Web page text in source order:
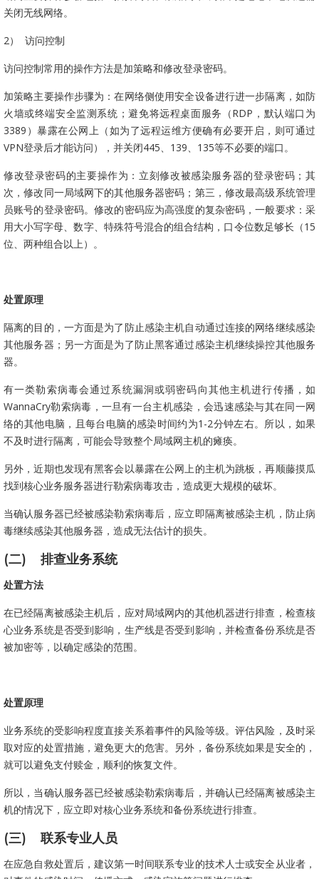
关闭无线网络。
2） 访问控制
访问控制常用的操作方法是加策略和修改登录密码。
加策略主要操作步骤为：在网络侧使用安全设备进行进一步隔离，如防
火墙或终端安全监测系统；避免将远程桌面服务（RDP ，默认端口为
3389 ）暴露在公网上（如为了远程运维方便确有必要开启，则可通过
VPN登录后才能访问），并关闭445、 139、 135等不必要的端口。
修改登录密码的主要操作为：立刻修改被感染服务器的登录密码；其
次，修改同一局域网下的其他服务器密码；第三，修改最高级系统管理
员账号的登录密码。修改的密码应为高强度的复杂密码，一般要求：采
用大小写字母、数字、特殊符号混合的组合结构，口令位数足够长（15
位、两种组合以上）。
处置原理
隔离的目的，一方面是为了防止感染主机自动通过连接的网络继续感染
其他服务器；另一方面是为了防止黑客通过感染主机继续操控其他服务
器。
有一类勒索病毒会通过系统漏洞或弱密码向其他主机进行传播，如
WannaCry勒索病毒，一旦有一台主机感染，会迅速感染与其在同一网
络的其他电脑，且每台电脑的感染时间约为1-2分钟左右。所以，如果
不及时进行隔离，可能会导致整个局域网主机的瘫痪。
另外，近期也发现有黑客会以暴露在公网上的主机为跳板，再顺藤摸瓜
找到核心业务服务器进行勒索病毒攻击，造成更大规模的破坏。
当确认服务器已经被感染勒索病毒后，应立即隔离被感染主机，防止病
毒继续感染其他服务器，造成无法估计的损失。
(二) 排查业务系统
处置方法
在已经隔离被感染主机后，应对局域网内的其他机器进行排查，检查核
心业务系统是否受到影响，生产线是否受到影响，并检查备份系统是否
被加密等，以确定感染的范围。
处置原理
业务系统的受影响程度直接关系着事件的风险等级。评估风险，及时采
取对应的处置措施，避免更大的危害。另外，备份系统如果是安全的，
就可以避免支付赎金，顺利的恢复文件。
所以，当确认服务器已经被感染勒索病毒后，并确认已经隔离被感染主
机的情况下，应立即对核心业务系统和备份系统进行排查。
(三) 联系专业人员
在应急自救处置后，建议第一时间联系专业的技术人士或安全从业者，